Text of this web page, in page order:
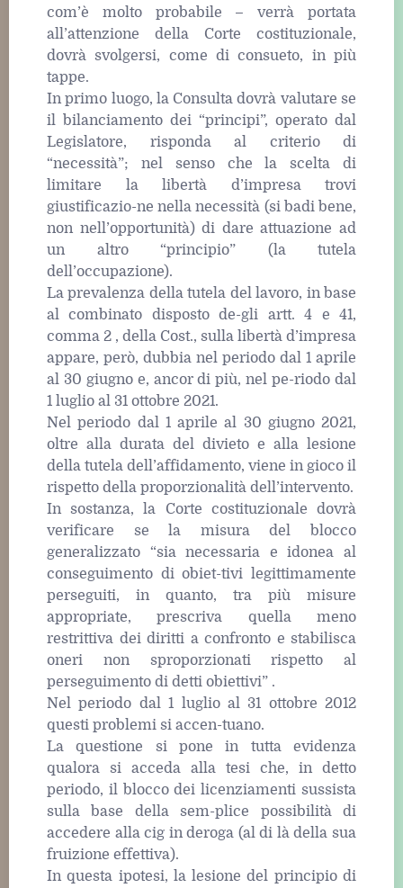
com’è molto probabile – verrà portata
all’attenzione della Corte costituzionale,
dovrà svolgersi, come di consueto, in più
tappe.
In primo luogo, la Consulta dovrà valutare se
il bilanciamento dei “principi”, operato dal
Legislatore, risponda al criterio di
“necessità”; nel senso che la scelta di
limitare la libertà d’impresa trovi
giustificazio-ne nella necessità (si badi bene,
non nell’opportunità) di dare attuazione ad
un altro “principio” (la tutela
dell’occupazione).
La prevalenza della tutela del lavoro, in base
al combinato disposto de-gli artt. 4 e 41,
comma 2 , della Cost., sulla libertà d’impresa
appare, però, dubbia nel periodo dal 1 aprile
al 30 giugno e, ancor di più, nel pe-riodo dal
1 luglio al 31 ottobre 2021.
Nel periodo dal 1 aprile al 30 giugno 2021,
oltre alla durata del divieto e alla lesione
della tutela dell’affidamento, viene in gioco il
rispetto della proporzionalità dell’intervento.
In sostanza, la Corte costituzionale dovrà
verificare se la misura del blocco
generalizzato “sia necessaria e idonea al
conseguimento di obiet-tivi legittimamente
perseguiti, in quanto, tra più misure
appropriate, prescriva quella meno
restrittiva dei diritti a confronto e stabilisca
oneri non sproporzionati rispetto al
perseguimento di detti obiettivi” .
Nel periodo dal 1 luglio al 31 ottobre 2012
questi problemi si accen-tuano.
La questione si pone in tutta evidenza
qualora si acceda alla tesi che, in detto
periodo, il blocco dei licenziamenti sussista
sulla base della sem-plice possibilità di
accedere alla cig in deroga (al di là della sua
fruizione effettiva).
In questa ipotesi, la lesione del principio di